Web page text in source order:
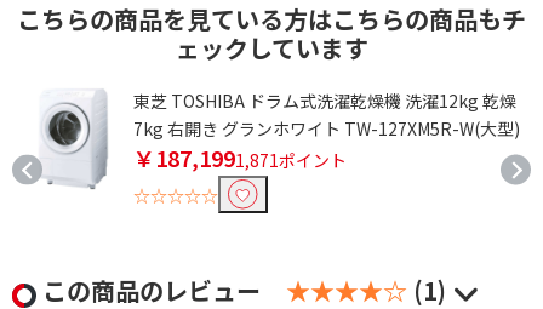
こちらの商品を見ている方はこちらの商品もチ
ェックしています
東芝 TOSHIBA ドラム式洗濯乾燥機 洗濯12kg 乾燥
7kg 右開き グランホワイト TW-127XM5R-W(大型)
￥187,1991,871ポイント
☆☆☆☆☆
この商品のレビュー ★★★★☆ (1)